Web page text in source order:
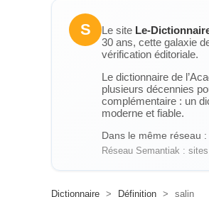
S Le site Le-
30 ans, cette galaxie
vérification éditoriale.
Le dictionnaire de
plusieurs décennies
complémentaire : un
moderne et fiable.
Dans le même réseau :
Réseau Semantiak :
Dictionnaire > Définition > salin